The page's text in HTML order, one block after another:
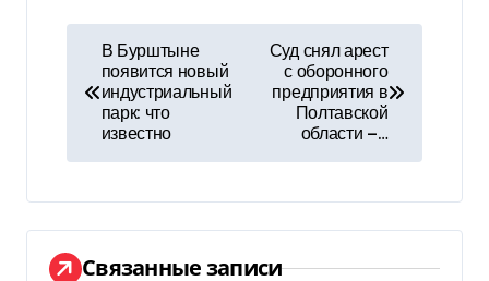
г
а
В Бурштыне
появится новый
индустриальный
парк: что
известно
Суд снял арест
с оборонного
предприятия в
Полтавской
области —…
Связанные записи